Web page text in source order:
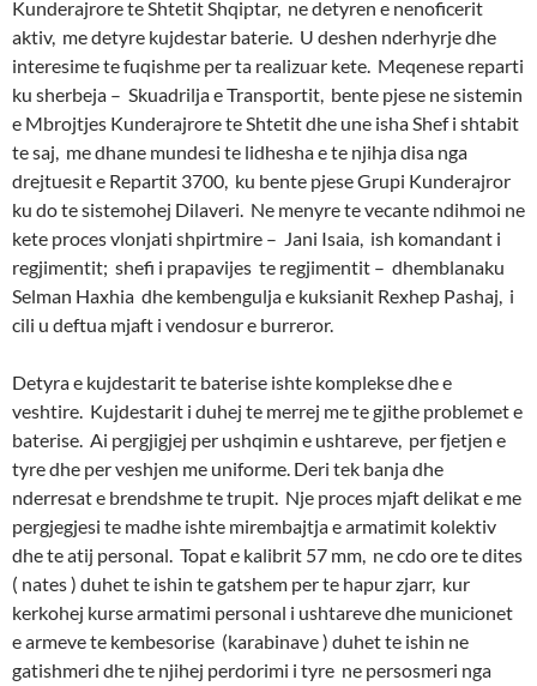
Kunderajrore te Shtetit Shqiptar, ne detyren e nenoficerit
aktiv, me detyre kujdestar baterie. U deshen nderhyrje dhe
interesime te fuqishme per ta realizuar kete. Meqenese reparti
ku sherbeja – Skuadrilja e Transportit, bente pjese ne sistemin
e Mbrojtjes Kunderajrore te Shtetit dhe une isha Shef i shtabit
te saj, me dhane mundesi te lidhesha e te njihja disa nga
drejtuesit e Repartit 3700, ku bente pjese Grupi Kunderajror
ku do te sistemohej Dilaveri. Ne menyre te vecante ndihmoi ne
kete proces vlonjati shpirtmire – Jani Isaia, ish komandant i
regjimentit; shefi i prapavijes te regjimentit – dhemblanaku
Selman Haxhia dhe kembengulja e kuksianit Rexhep Pashaj, i
cili u deftua mjaft i vendosur e burreror.
Detyra e kujdestarit te baterise ishte komplekse dhe e
veshtire. Kujdestarit i duhej te merrej me te gjithe problemet e
baterise. Ai pergjigjej per ushqimin e ushtareve, per fjetjen e
tyre dhe per veshjen me uniforme. Deri tek banja dhe
nderresat e brendshme te trupit. Nje proces mjaft delikat e me
pergjegjesi te madhe ishte mirembajtja e armatimit kolektiv
dhe te atij personal. Topat e kalibrit 57 mm, ne cdo ore te dites
( nates ) duhet te ishin te gatshem per te hapur zjarr, kur
kerkohej kurse armatimi personal i ushtareve dhe municionet
e armeve te kembesorise (karabinave ) duhet te ishin ne
gatishmeri dhe te njihej perdorimi i tyre ne persosmeri nga